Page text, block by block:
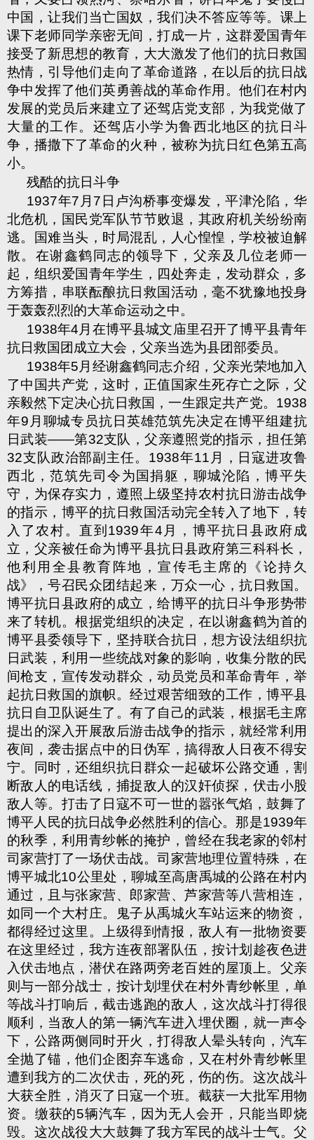
中国，让我们当亡国奴，我们决不答应等等。课上
课下老师同学亲密无间，打成一片，这群爱国青年
接受了新思想的教育，大大激发了他们的抗日救国
热情，引导他们走向了革命道路，在以后的抗日战
争中发挥了他们英勇善战的革命作用。他们在村内
发展的党员后来建立了还驾店党支部，为我党做了
大量的工作。还驾店小学为鲁西北地区的抗日斗
争，播撒下了革命的火种，被称为抗日红色第五高
小。
残酷的抗日斗争
1937年7 月 7 日卢沟桥事变爆发，平津沦陷，华
北危机，国民党军队节节败退，其政府机关纷纷南
逃。国难当头，时局混乱，人心惶惶，学校被迫解
散。在谢鑫鹤同志的领导下，父亲及几位老师一
起，组织爱国青年学生，四处奔走，发动群众，多
方筹措，串联酝酿抗日救国活动，毫不犹豫地投身
于轰轰烈烈的大革命运动之中。
1938年4 月在博平县城文庙里召开了博平县青年
抗日救国团成立大会，父亲当选为县团部委员。
1938年5 月经谢鑫鹤同志介绍，父亲光荣地加入
了中国共产党，这时，正值国家生死存亡之际，父
亲毅然下定决心抗日救国，一生跟定共产党。 1938
年9 月聊城专员抗日英雄范筑先决定在博平组建抗
日武装——第32支队，父亲遵照党的指示，担任第
32支队政治部副主任。 1938年11 月，日寇进攻鲁
西北，范筑先司令为国捐躯，聊城沦陷，博平失
守，为保存实力，遵照上级坚持农村抗日游击战争
的指示，博平的抗日救国活动完全转入了地下，转
入了农村。直到 1939年4 月，博平抗日县政府成
立，父亲被任命为博平县抗日县政府第三科科长，
他利用全县教育阵地，宣传毛主席的《论持久
战》，号召民众团结起来，万众一心，抗日救国。
博平抗日县政府的成立，给博平的抗日斗争形势带
来了转机。根据党组织的决定，在以谢鑫鹤为首的
博平县委领导下，坚持联合抗日，想方设法组织抗
日武装，利用一些统战对象的影响，收集分散的民
间枪支，宣传发动群众，动员党员和革命青年，举
起抗日救国的旗帜。经过艰苦细致的工作，博平县
抗日自卫队诞生了。有了自己的武装，根据毛主席
提出的深入开展敌后游击战争的指示，就经常利用
夜间，袭击据点中的日伪军，搞得敌人日夜不得安
宁。同时，还组织抗日群众一起破坏公路交通，割
断敌人的电话线，捕捉敌人的汉奸侦探，伏击小股
敌人等。打击了日寇不可一世的嚣张气焰，鼓舞了
博平人民的抗日战争必然胜利的信心。那是1939年
的秋季，利用青纱帐的掩护，曾经在我老家的邻村
司家营打了一场伏击战。司家营地理位置特殊，在
博平城北10公里处，聊城至高唐禹城的公路在村内
通过，且与张家营、郎家营、芦家营等八营相连，
如同一个大村庄。鬼子从禹城火车站运来的物资，
都得经过这里。上级得到情报，敌人有一批物资要
在这里经过，我方连夜部署队伍，按计划趁夜色进
入伏击地点，潜伏在路两旁老百姓的屋顶上。父亲
则与一部分战士，按计划埋伏在村外青纱帐里，单
等战斗打响后，截击逃跑的敌人，这次战斗打得很
顺利，当敌人的第一辆汽车进入埋伏圈，就一声令
下，公路两侧同时开火，打得敌人晕头转向，汽车
全抛了锚，他们企图弃车逃命，又在村外青纱帐里
遭到我方的二次伏击，死的死，伤的伤。这次战斗
大获全胜，消灭了日寇一个班。截获一大批军用物
资。缴获的5辆汽车，因为无人会开，只能当即烧
毁。这次战役大大鼓舞了我方军民的战斗士气。父